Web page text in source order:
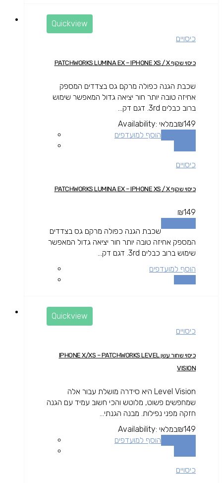
Quickview
כיסויים
כיסוי שקוף PATCHWORKS LUMINA EX – IPHONE XS / X
שכבת הגנה כפולה מרקם גס בצדדים המספק
אחיזה טובה יותר חור יציאה גדול המאפשר שימוש
ברוב כבלים 3rd. דגם דק...
₪149
Availability: במלאי
הוסף למועדפים
כיסויים
כיסוי שקוף PATCHWORKS LUMINA EX – IPHONE XS / X
₪149
שכבת הגנה כפולה מרקם גס בצדדים
המספק אחיזה טובה יותר חור יציאה גדול המאפשר
שימוש ברוב כבלים 3rd. דגם דק...
הוסף למועדפים
Quickview
כיסויים
כיסוי שחור עשן IPHONE X/XS – PATCHWORKS LEVEL
VISION
Level Vision היא סידרה מושלת עבור אלה
שמחפשים פשוט, מלוטש והכי חשוב עמיד עם הגנה
חזקה מפני נפילות. מבנה הגנתי...
₪149
Availability: במלאי
הוסף למועדפים
כיסויים